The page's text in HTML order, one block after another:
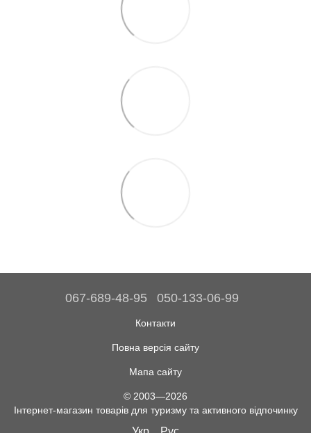
067-689-48-95 050-133-06-99
Контакти
Повна версія сайту
Мапа сайту
© 2003—2026
Інтернет-магазин товарів для туризму та активного відпочинку